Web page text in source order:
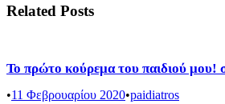
Related Posts
Το πρώτο κούρεμα του παιδιού μου!
•11 Φεβρουαρίου 2020•paidiatros